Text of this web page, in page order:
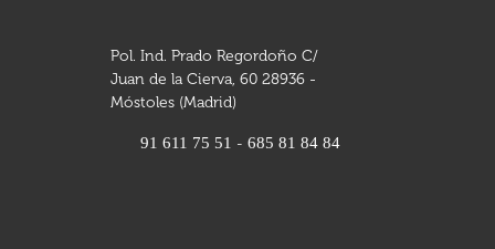
Pol. Ind. Prado Regordoño C/
Juan de la Cierva, 60 28936 -
Móstoles (Madrid)
91 611 75 51 - 685 81 84 84